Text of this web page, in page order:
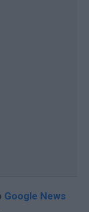
Google News